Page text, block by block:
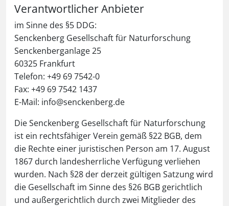
Verantwortlicher Anbieter
im Sinne des §5 DDG:
Senckenberg Gesellschaft für Naturforschung
Senckenberganlage 25
60325 Frankfurt
Telefon: +49 69 7542-0
Fax: +49 69 7542 1437
E-Mail: info@senckenberg.de
Die Senckenberg Gesellschaft für Naturforschung
ist ein rechtsfähiger Verein gemäß §22 BGB, dem
die Rechte einer juristischen Person am 17. August
1867 durch landesherrliche Verfügung verliehen
wurden. Nach §28 der derzeit gültigen Satzung wird
die Gesellschaft im Sinne des §26 BGB gerichtlich
und außergerichtlich durch zwei Mitglieder des